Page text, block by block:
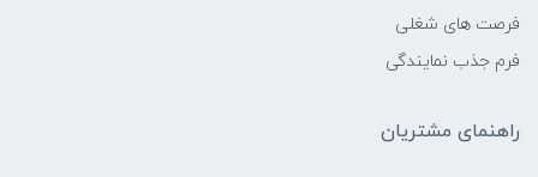
فرصت های شغلی
فرم جذب نمایندگی
راهنمای مشتریان